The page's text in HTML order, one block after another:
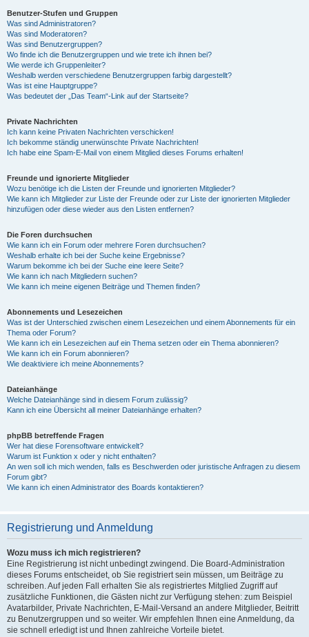
Benutzer-Stufen und Gruppen
Was sind Administratoren?
Was sind Moderatoren?
Was sind Benutzergruppen?
Wo finde ich die Benutzergruppen und wie trete ich ihnen bei?
Wie werde ich Gruppenleiter?
Weshalb werden verschiedene Benutzergruppen farbig dargestellt?
Was ist eine Hauptgruppe?
Was bedeutet der „Das Team“-Link auf der Startseite?
Private Nachrichten
Ich kann keine Privaten Nachrichten verschicken!
Ich bekomme ständig unerwünschte Private Nachrichten!
Ich habe eine Spam-E-Mail von einem Mitglied dieses Forums erhalten!
Freunde und ignorierte Mitglieder
Wozu benötige ich die Listen der Freunde und ignorierten Mitglieder?
Wie kann ich Mitglieder zur Liste der Freunde oder zur Liste der ignorierten Mitglieder
hinzufügen oder diese wieder aus den Listen entfernen?
Die Foren durchsuchen
Wie kann ich ein Forum oder mehrere Foren durchsuchen?
Weshalb erhalte ich bei der Suche keine Ergebnisse?
Warum bekomme ich bei der Suche eine leere Seite?
Wie kann ich nach Mitgliedern suchen?
Wie kann ich meine eigenen Beiträge und Themen finden?
Abonnements und Lesezeichen
Was ist der Unterschied zwischen einem Lesezeichen und einem Abonnements für ein
Thema oder Forum?
Wie kann ich ein Lesezeichen auf ein Thema setzen oder ein Thema abonnieren?
Wie kann ich ein Forum abonnieren?
Wie deaktiviere ich meine Abonnements?
Dateianhänge
Welche Dateianhänge sind in diesem Forum zulässig?
Kann ich eine Übersicht all meiner Dateianhänge erhalten?
phpBB betreffende Fragen
Wer hat diese Forensoftware entwickelt?
Warum ist Funktion x oder y nicht enthalten?
An wen soll ich mich wenden, falls es Beschwerden oder juristische Anfragen zu diesem
Forum gibt?
Wie kann ich einen Administrator des Boards kontaktieren?
Registrierung und Anmeldung
Wozu muss ich mich registrieren?
Eine Registrierung ist nicht unbedingt zwingend. Die Board-Administration
dieses Forums entscheidet, ob Sie registriert sein müssen, um Beiträge zu
schreiben. Auf jeden Fall erhalten Sie als registriertes Mitglied Zugriff auf
zusätzliche Funktionen, die Gästen nicht zur Verfügung stehen: zum Beispiel
Avatarbilder, Private Nachrichten, E-Mail-Versand an andere Mitglieder, Beitritt
zu Benutzergruppen und so weiter. Wir empfehlen Ihnen eine Anmeldung, da
sie schnell erledigt ist und Ihnen zahlreiche Vorteile bietet.